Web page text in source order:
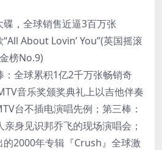
，全球销售近逼3百万张
About Lovin’ You”(英国摇滚
榜No.9)
：全球累积1亿2千万张畅销奇
音乐奖颁奖典礼上以吉他伴奏
台不插电演唱先例；第三棒：
身见识邦乔飞的现场演唱会；
2000年专辑『Crush』全球激